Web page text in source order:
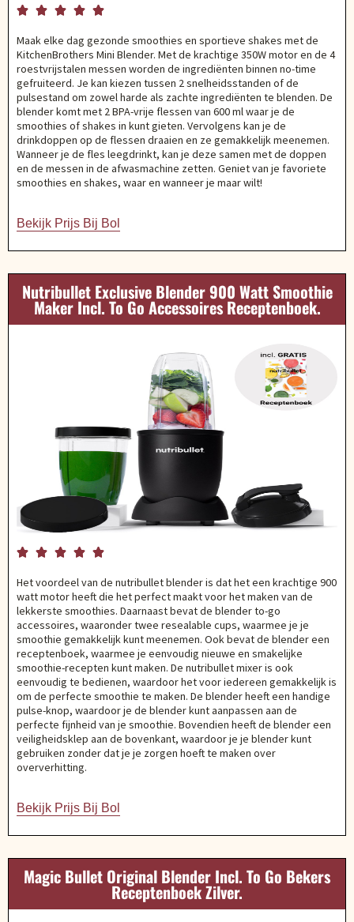
    
Maak elke dag gezonde smoothies en sportieve shakes met de
KitchenBrothers Mini Blender. Met de krachtige 350W motor en de 4
roestvrijstalen messen worden de ingrediënten binnen no-time
gefruiteerd. Je kan kiezen tussen 2 snelheidsstanden of de
pulsestand om zowel harde als zachte ingrediënten te blenden. De
blender komt met 2 BPA-vrije flessen van 600 ml waar je de
smoothies of shakes in kunt gieten. Vervolgens kan je de
drinkdoppen op de flessen draaien en ze gemakkelijk meenemen.
Wanneer je de fles leegdrinkt, kan je deze samen met de doppen
en de messen in de afwasmachine zetten. Geniet van je favoriete
smoothies en shakes, waar en wanneer je maar wilt!
Bekijk Prijs Bij Bol
Nutribullet Exclusive Blender 900 Watt Smoothie
Maker Incl. To Go Accessoires Receptenboek.
    
Het voordeel van de nutribullet blender is dat het een krachtige 900
watt motor heeft die het perfect maakt voor het maken van de
lekkerste smoothies. Daarnaast bevat de blender to-go
accessoires, waaronder twee resealable cups, waarmee je je
smoothie gemakkelijk kunt meenemen. Ook bevat de blender een
receptenboek, waarmee je eenvoudig nieuwe en smakelijke
smoothie-recepten kunt maken. De nutribullet mixer is ook
eenvoudig te bedienen, waardoor het voor iedereen gemakkelijk is
om de perfecte smoothie te maken. De blender heeft een handige
pulse-knop, waardoor je de blender kunt aanpassen aan de
perfecte fijnheid van je smoothie. Bovendien heeft de blender een
veiligheidsklep aan de bovenkant, waardoor je je blender kunt
gebruiken zonder dat je je zorgen hoeft te maken over
oververhitting.
Bekijk Prijs Bij Bol
Magic Bullet Original Blender Incl. To Go Bekers
Receptenboek Zilver.